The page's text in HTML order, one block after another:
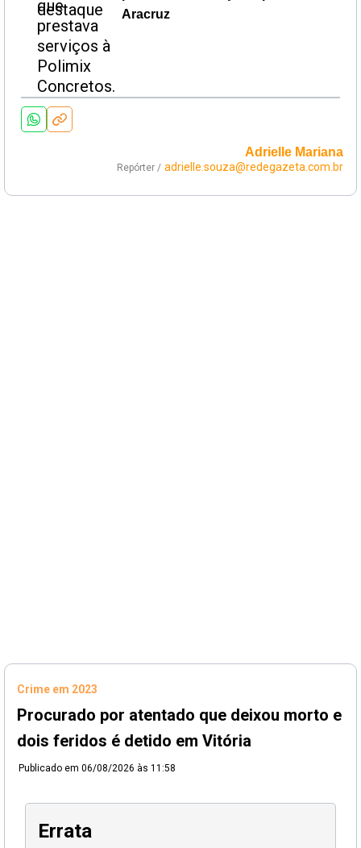
Aracruz
Adrielle Mariana
Repórter / adrielle.souza@redegazeta.com.br
Crime em 2023
Procurado por atentado que deixou morto e
dois feridos é detido em Vitória
Publicado em 06/08/2026 às 11:58
Errata